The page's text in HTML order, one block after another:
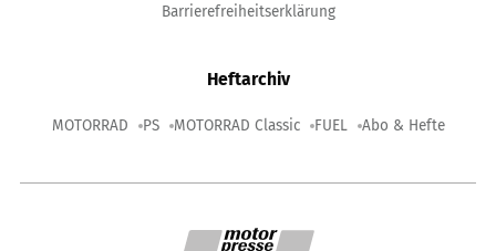
Barrierefreiheitserklärung
Heftarchiv
MOTORRAD PS MOTORRAD Classic FUEL Abo & Hefte